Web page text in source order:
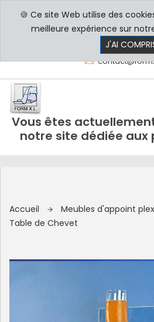
PROFESSIONNELS
Vous êtes
notre site dédiée aux
Accueil
Meubles d'appoint
Table de Chevet
🍪 Ce site Web utilise des
meilleure expérience sur
J'AI